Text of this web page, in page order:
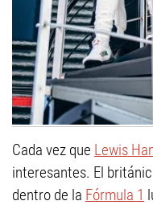
Cada vez que Lewis
interesantes. El
dentro de la Fórmula 1